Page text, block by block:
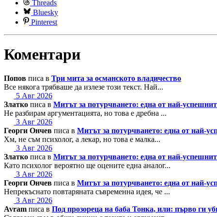
Threads
Bluesky
Pinterest
Коментари
Попов писа в Три мита за османското владичество
Все някога трябваше да излезе този текст. Най...
5 Авг 2026
Златко писа в Митът за потурчването: една от най-
Не разбирам аргументацията, но това е дребна ...
3 Авг 2026
Георги Ончев писа в Митът за потурчването: една от най-
Хм, не съм психолог, а лекар, но това е малка...
3 Авг 2026
Златко писа в Митът за потурчването: една от най-
Като психолог вероятно ще оцените една аналог...
3 Авг 2026
Георги Ончев писа в Митът за потурчването: една от най-
Непрекъснато повтаряната съвременна идея, че ...
3 Авг 2026
Avram писа в Под прозореца на баба Тонка, или: първо ги